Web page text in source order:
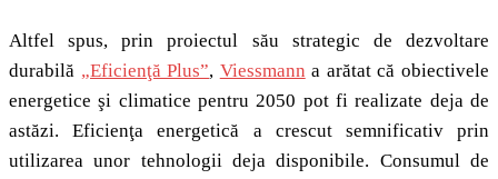
Altfel spus, prin proiectul său strategic de dezvoltare
durabilă „Eficienţă Plus”, Viessmann a arătat că obiectivele
energetice şi climatice pentru 2050 pot fi realizate deja de
astăzi. Eficienţa energetică a crescut semnificativ prin
utilizarea unor tehnologii deja disponibile. Consumul de